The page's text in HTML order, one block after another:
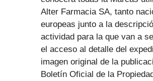
Alter Farmacia SA, tanto
europeas junto a la
actividad para la que van a
el acceso al detalle del
imagen original de la
Boletín Oficial de la